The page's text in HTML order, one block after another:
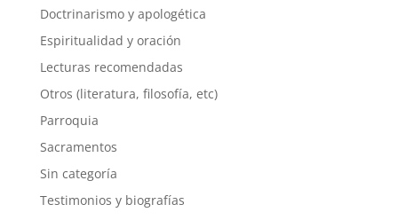
Doctrinarismo y apologética
Espiritualidad y oración
Lecturas recomendadas
Otros (literatura, filosofía, etc)
Parroquia
Sacramentos
Sin categoría
Testimonios y biografías